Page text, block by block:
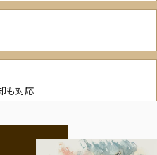
も対応